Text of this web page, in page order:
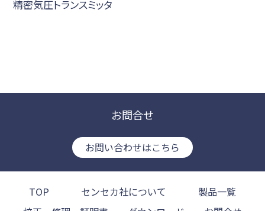
精密気圧トランスミッタ
お問合せ
お問い合わせはこちら
TOP センセカ社について
製品一覧